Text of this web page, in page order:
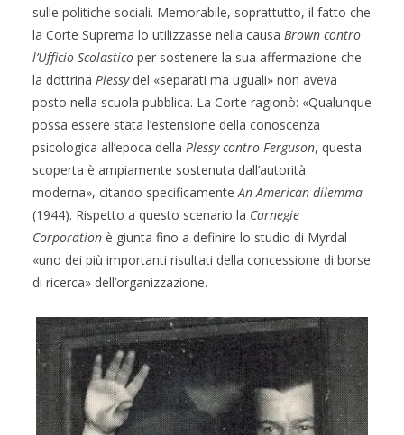
sulle politiche sociali. Memorabile, soprattutto, il fatto che
la Corte Suprema lo utilizzasse nella causa Brown contro
l’Ufficio Scolastico per sostenere la sua affermazione che
la dottrina Plessydel «separati ma uguali» non aveva
posto nella scuola pubblica. La Corte ragionò: «Qualunque
possa essere stata l’estensione della conoscenza
psicologica all’epoca della Plessy contro Ferguson, questa
scoperta è ampiamente sostenuta dall’autorità
moderna», citando specificamenteAn American dilemma
(1944). Rispetto a questo scenario la Carnegie
Corporation è giunta fino a definire lo studio di Myrdal
«uno dei più importanti risultati della concessione di borse
di ricerca» dell’organizzazione.